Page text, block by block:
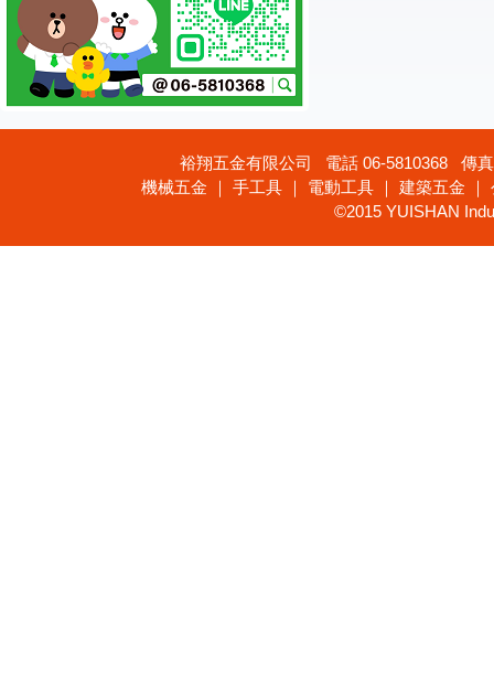
裕翔五金有限公司 電話 06-5810368 傳
機械五金 ｜ 手工具 ｜ 電動工具 ｜ 建築五金
©2015 YUISHAN